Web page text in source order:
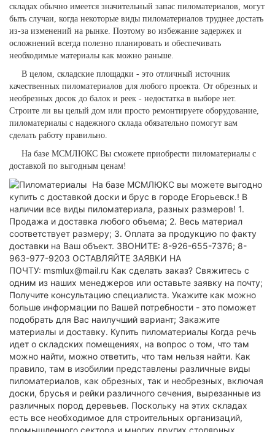
складах обычно имеется значительный запас пиломатериалов, могут
быть случаи, когда некоторые виды пиломатериалов труднее достать
из-за изменений на рынке. Поэтому во избежание задержек и
осложнений всегда полезно планировать и обеспечивать
необходимые материалы как можно раньше.
В целом, складские площадки - это отличный источник
качественных пиломатериалов для любого проекта. От обрезных и
необрезных досок до балок и реек - недостатка в выборе нет.
Строите ли вы целый дом или просто ремонтируете оборудование,
пиломатериалы с надежного склада обязательно помогут вам
сделать работу правильно.
На базе МСМЛЮКС Вы сможете приобрести пиломатериалы с
доставкой по выгодным ценам!